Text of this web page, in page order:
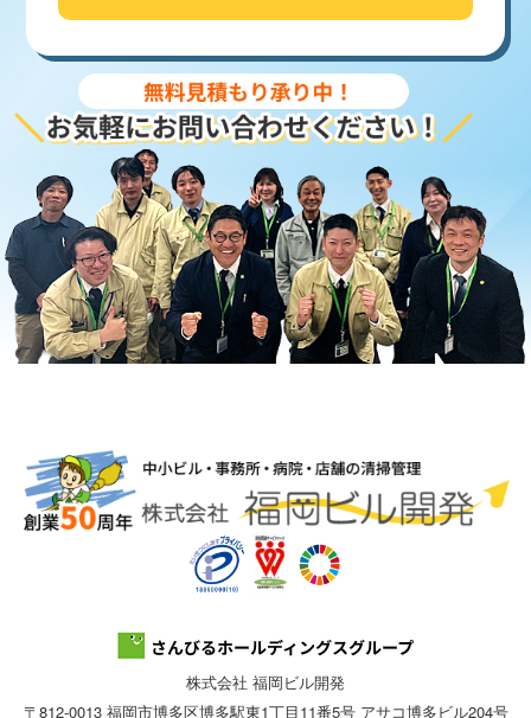
株式会社 福岡ビル開発
〒812-0013 福岡市博多区博多駅東1丁目11番5号 アサコ博多ビル204号